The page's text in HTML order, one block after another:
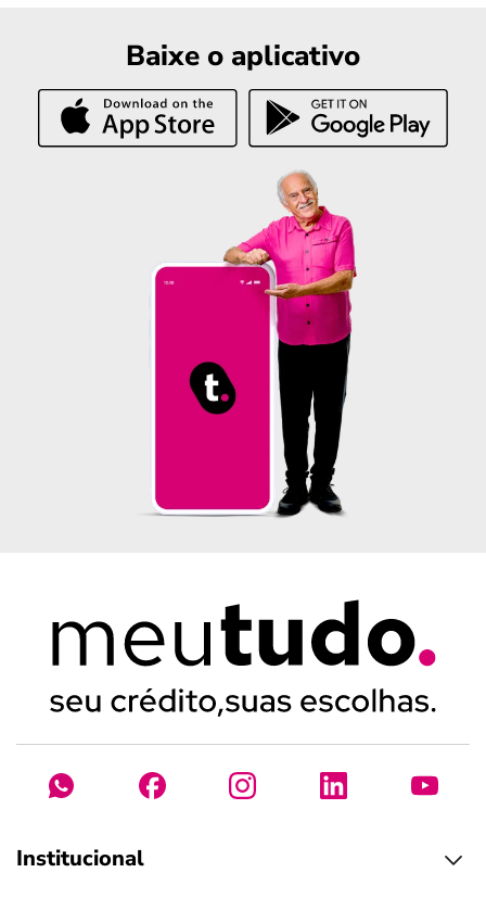
Baixe o aplicativo
Institucional